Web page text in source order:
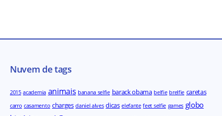
Nuvem de tags
2015 academia animais banana selfie barack obama belfie brelfie caretas
carro casamento charges daniel alves dicas elefante feet selfie games globo